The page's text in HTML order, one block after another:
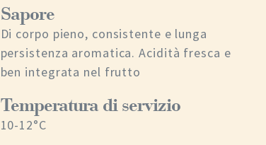
Sapore
Di corpo pieno, consistente e lunga
persistenza aromatica. Acidità fresca e
ben integrata nel frutto
Temperatura di servizio
10-12°C